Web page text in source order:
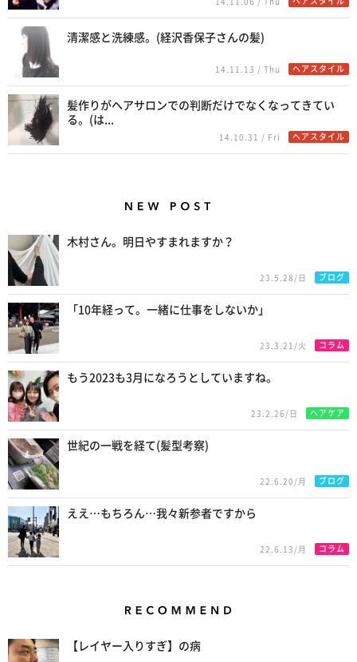
清潔感と洗練感。(経沢香保子さんの髪)
14.11.13 / Thu ヘアスタイル
髪作りがヘアサロンでの判断だけでなくなってきてい
る。(は...
14.10.31 / Fri ヘアスタイル
木村さん。明日やすまれますか？
23.5.28/日 ブログ
「10年経って。一緒に仕事をしないか」
23.3.21/火 コラム
もう2023も3月になろうとしていますね。
23.2.26/日 ヘアケア
世紀の一戦を経て(髪型考察)
22.6.20/月 ブログ
ええ…もちろん…我々新参者ですから
22.6.13/月 コラム
【レイヤー入りすぎ】の病